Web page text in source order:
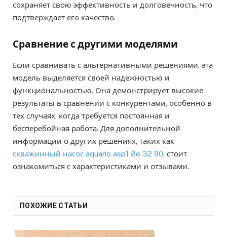
сохраняет свою эффективность и долговечность, что
подтверждает его качество.
Сравнение с другими моделями
Если сравнивать с альтернативными решениями, эта
модель выделяется своей надежностью и
функциональностью. Она демонстрирует высокие
результаты в сравнении с конкурентами, особенно в
тех случаях, когда требуется постоянная и
бесперебойная работа. Для дополнительной
информации о других решениях, таких как
скважинный насос aquario asp1 8e 32 90 , стоит
ознакомиться с характеристиками и отзывами.
ПОХОЖИЕ СТАТЬИ